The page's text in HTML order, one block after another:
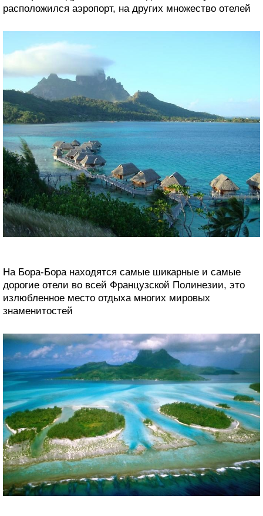
расположился аэропорт, на других множество отелей
На Бора-Бора находятся самые шикарные и самые
дорогие отели во всей Французской Полинезии, это
излюбленное место отдыха многих мировых
знаменитостей